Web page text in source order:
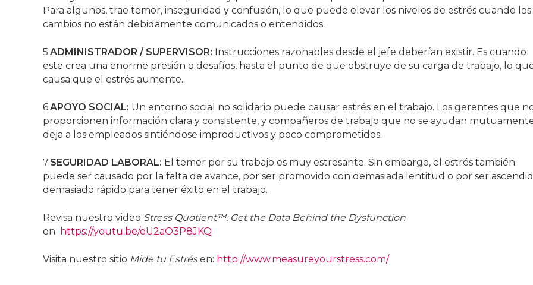
Para algunos, trae temor, inseguridad y confusión, lo que puede elevar los niveles de estrés cuando los
cambios no están debidamente comunicados o entendidos.
5.ADMINISTRADOR / SUPERVISOR: Instrucciones razonables desde el jefe deberían existir. Es cuando
este crea una enorme presión o desafíos, hasta el punto de que obstruye de su carga de trabajo, lo
causa que el estrés aumente.
6.APOYO SOCIAL: Un entorno social no solidario puede causar estrés en el trabajo. Los gerentes que
proporcionen información clara y consistente, y compañeros de trabajo que no se ayudan
deja a los empleados sintiéndose improductivos y poco comprometidos.
7.SEGURIDAD LABORAL: El temer por su trabajo es muy estresante. Sin embargo, el estrés también
puede ser causado por la falta de avance, por ser promovido con demasiada lentitud o por ser
demasiado rápido para tener éxito en el trabajo.
Revisa nuestro video Stress Quotient™: Get the Data Behind the Dysfunction
en
https://youtu.be/eU2aO3P8JKQ
Visita nuestro sitio Mide tu Estrésen: http://www.measureyourstress.com/